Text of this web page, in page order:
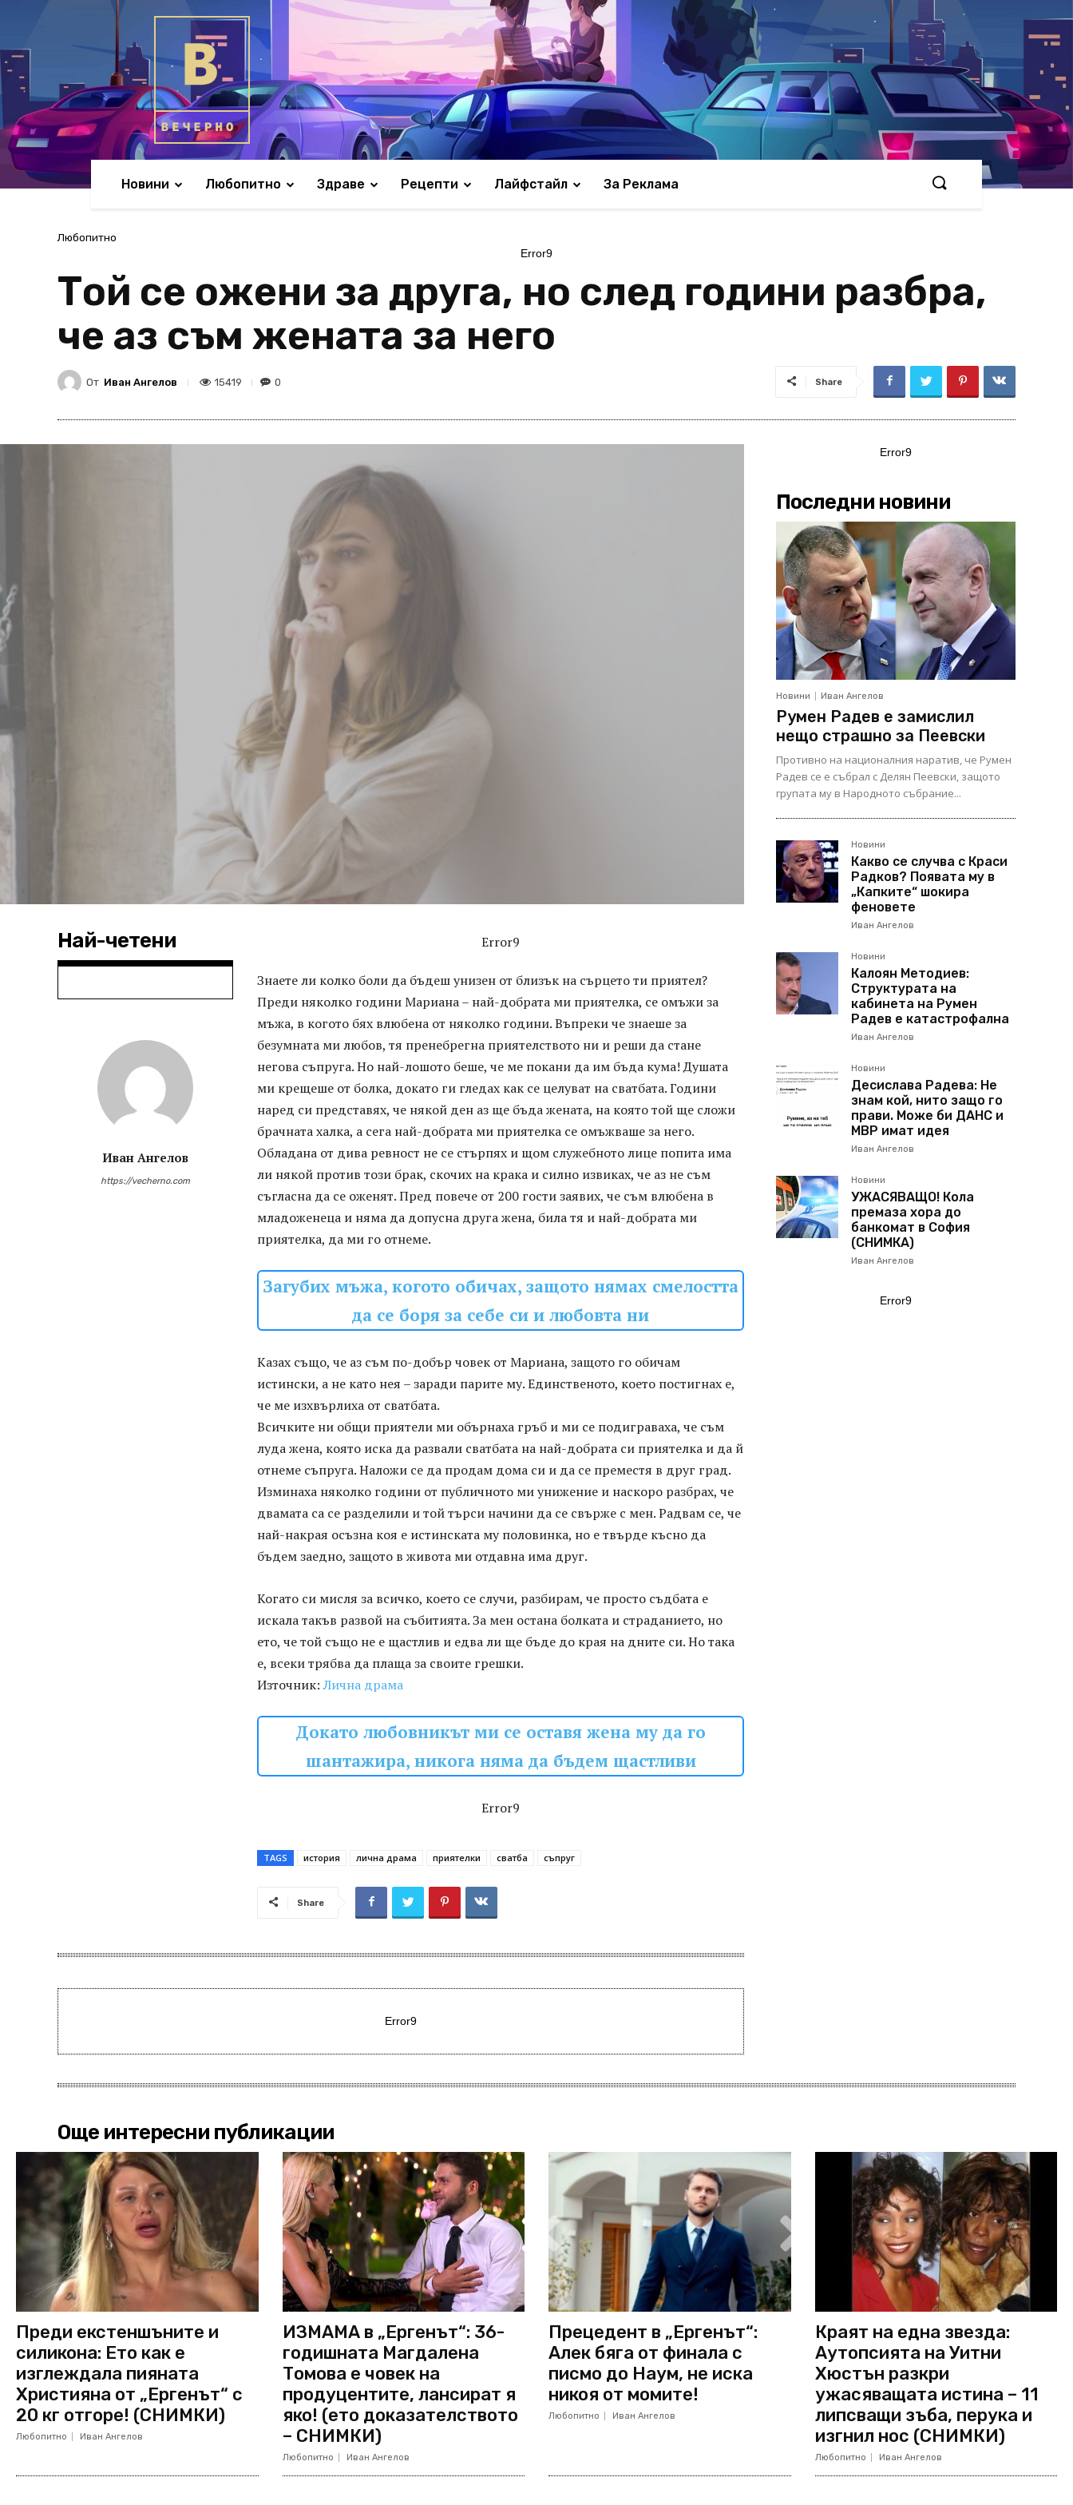
Новини Любопитно Здраве Рецепти Лайфстайл За Реклама
Любопитно
Error9
Той се ожени за друга, но след години разбра,
че аз съм жената за него
От Иван Ангелов 15419 0 Share
Най-четени
Иван Ангелов
https://vecherno.com
Error9
Знаете ли колко боли да бъдеш унизен от близък на сърцето ти приятел?
Преди няколко години Мариана – най-добрата ми приятелка, се омъжи за
мъжа, в когото бях влюбена от няколко години. Въпреки че знаеше за
безумната ми любов, тя пренебрегна приятелството ни и реши да стане
негова съпруга. Но най-лошото беше, че ме покани да им бъда кума! Душата
ми крещеше от болка, докато ги гледах как се целуват на сватбата. Години
наред си представях, че някой ден аз ще бъда жената, на която той ще сложи
брачната халка, а сега най-добрата ми приятелка се омъжваше за него.
Обладана от дива ревност не се стърпях и щом служебното лице попита има
ли някой против този брак, скочих на крака и силно извиках, че аз не съм
съгласна да се оженят. Пред повече от 200 гости заявих, че съм влюбена в
младоженеца и няма да допусна друга жена, била тя и най-добрата ми
приятелка, да ми го отнеме.
Загубих мъжа, когото обичах, защото нямах смелостта
да се боря за себе си и любовта ни
Казах също, че аз съм по-добър човек от Мариана, защото го обичам
истински, а не като нея – заради парите му. Единственото, което постигнах е,
че ме изхвърлиха от сватбата.
Всичките ни общи приятели ми обърнаха гръб и ми се подиграваха, че съм
луда жена, която иска да развали сватбата на най-добрата си приятелка и да й
отнеме съпруга. Наложи се да продам дома си и да се преместя в друг град.
Изминаха няколко години от публичното ми унижение и наскоро разбрах, че
двамата са се разделили и той търси начини да се свърже с мен. Радвам се, че
най-накрая осъзна коя е истинската му половинка, но е твърде късно да
бъдем заедно, защото в живота ми отдавна има друг.
Когато си мисля за всичко, което се случи, разбирам, че просто съдбата е
искала такъв развой на събитията. За мен остана болката и страданието, но
ето, че той също не е щастлив и едва ли ще бъде до края на дните си. Но така
е, всеки трябва да плаща за своите грешки.
Източник:Лична драма
Докато любовникът ми се оставя жена му да го
шантажира, никога няма да бъдем щастливи
Error9
TAGS история лична драма приятелки сватба съпруг
Share
Error9
Error9
Последни новини
Новини Иван Ангелов
Румен Радев е замислил
нещо страшно за Пеевски
Противно на националния наратив, че Румен
Радев се е събрал с Делян Пеевски, защото
групата му в Народното събрание...
Новини
Какво се случва с Краси
Радков? Появата му в
„Капките“ шокира
феновете
Иван Ангелов
Новини
Калоян Методиев:
Структурата на
кабинета на Румен
Радев е катастрофална
Иван Ангелов
Новини
Десислава Радева: Не
знам кой, нито защо го
прави. Може би ДАНС и
МВР имат идея
Иван Ангелов
Новини
УЖАСЯВАЩО! Кола
премаза хора до
банкомат в София
(СНИМКА)
Иван Ангелов
Error9
Още интересни публикации
Преди екстеншъните и
силикона: Ето как е
изглеждала пияната
Християна от „Ергенът“ с
20 кг отгоре! (СНИМКИ)
Любопитно Иван Ангелов
ИЗМАМА в „Ергенът“: 36-
годишната Магдалена
Томова е човек на
продуцентите, лансират я
яко! (ето доказателството
– СНИМКИ)
Любопитно Иван Ангелов
Прецедент в „Ергенът“:
Алек бяга от финала с
писмо до Наум, не иска
никоя от момите!
Любопитно Иван Ангелов
Краят на една звезда:
Аутопсията на Уитни
Хюстън разкри
ужасяващата истина – 11
липсващи зъба, перука и
изгнил нос (СНИМКИ)
Любопитно Иван Ангелов